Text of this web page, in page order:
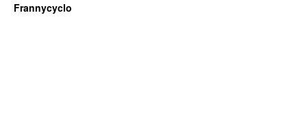
Frannycyclo